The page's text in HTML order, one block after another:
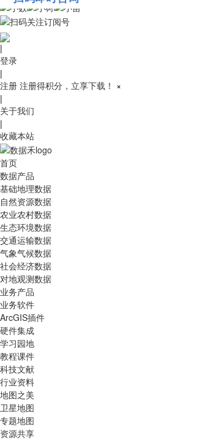
010-53689091
|
登录
|
注册 注册得积分，立享下载！ ×
|
关于我们
|
收藏本站
首页
数据产品
基础地理数据
自然资源数据
农业农村数据
生态环境数据
交通运输数据
气象气候数据
社会经济数据
对地观测数据
业务产品
业务软件
ArcGIS插件
硬件集成
学习园地
教程课件
科技文献
行业资料
地图之美
卫星地图
专题地图
资源共享